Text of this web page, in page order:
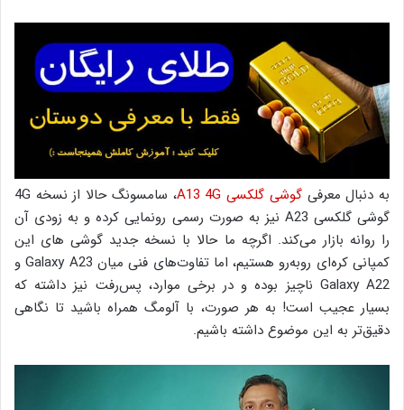
به دنبال معرفیگوشی گلکسی A13 4G
، سامسونگ حالا از نسخه 4G
گوشی گلکسی A23 نیز به صورت رسمی رونمایی کرده و به زودی آن
را روانه بازار می‌کند. اگرچه ما حالا با نسخه جدید گوشی های این
کمپانی کره‌ای روبه‌رو هستیم، اما تفاوت‌های فنی میان Galaxy A23 و
Galaxy A22 ناچیز بوده و در برخی موارد، پس‌رفت نیز داشته که
بسیار عجیب است! به هر صورت، با آلومگ همراه باشید تا نگاهی
دقیق‌تر به این موضوع داشته باشیم.